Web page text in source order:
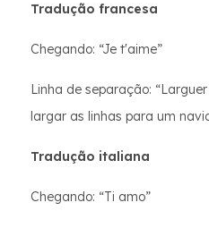
Tradução francesa
Chegando: “Je t'aime”
Linha de separação:
largar as linhas para um
Tradução italiana
Chegando: “Ti amo”